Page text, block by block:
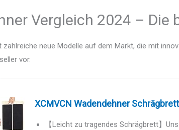
Vergleich 2024 – Die
zahlreiche neue Modelle auf dem Markt, die mit
vor.
XCMVCN Wadendehner
【Leicht zu tragendes Schrägbrett】